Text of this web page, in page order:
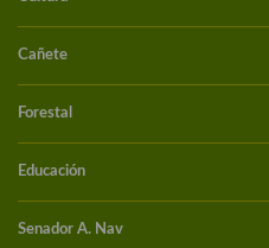
Cañete
Forestal
Educación
Senador A. Nav